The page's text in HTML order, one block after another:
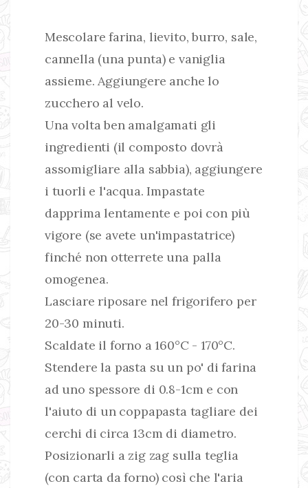
Mescolare farina, lievito, burro, sale,
cannella (una punta) e vaniglia
assieme. Aggiungere anche lo
zucchero al velo.
Una volta ben amalgamati gli
ingredienti (il composto dovrà
assomigliare alla sabbia), aggiungere
i tuorli e l'acqua. Impastate
dapprima lentamente e poi con più
vigore (se avete un'impastatrice)
finché non otterrete una palla
omogenea.
Lasciare riposare nel frigorifero per
20-30 minuti.
Scaldate il forno a 160°C - 170°C.
Stendere la pasta su un po' di farina
ad uno spessore di 0.8-1cm e con
l'aiuto di un coppapasta tagliare dei
cerchi di circa 13cm di diametro.
Posizionarli a zig zag sulla teglia
(con carta da forno) così che l'aria